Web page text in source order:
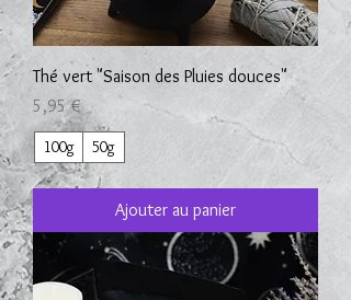
Thé vert "Saison des Pluies douces"
Prix
5,95 €
100g 50g
Ajouter au panier